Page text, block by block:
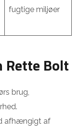
fugtige miljøer
Rette Bolt
brug,
afhængigt af